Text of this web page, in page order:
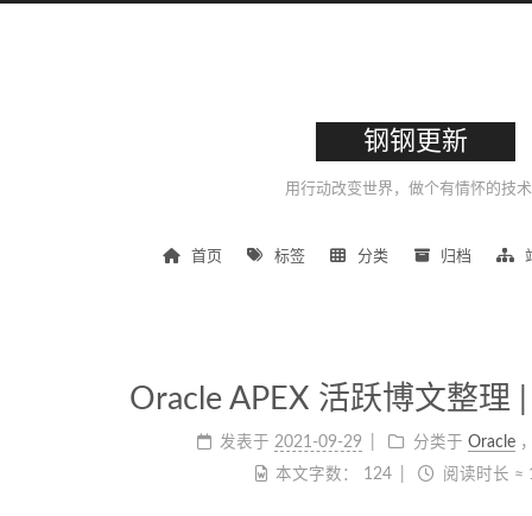
钢钢更新
用行动改变世界，做个有情怀的技
首页 标签 分类 归档
Oracle APEX 活跃博文整理
发表于 2021-09-29 分类于 Oracle
本文字数：
124 阅读时长 ≈